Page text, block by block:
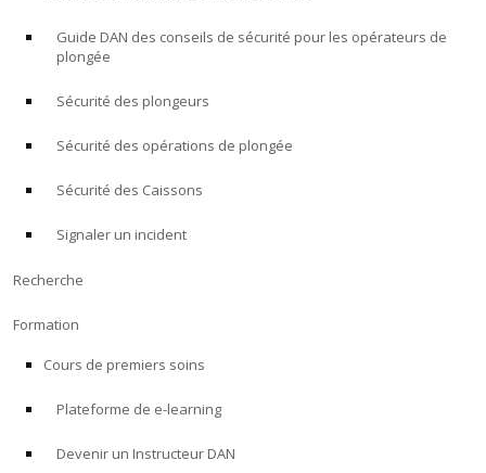
Blog
Guide DAN des conseils de sécurité pour les opérateurs de
plongée
Sécurité des plongeurs
Sécurité des opérations de plongée
Sécurité des Caissons
Signaler un incident
Recherche
Formation
Cours de premiers soins
Plateforme de e-learning
Devenir un Instructeur DAN